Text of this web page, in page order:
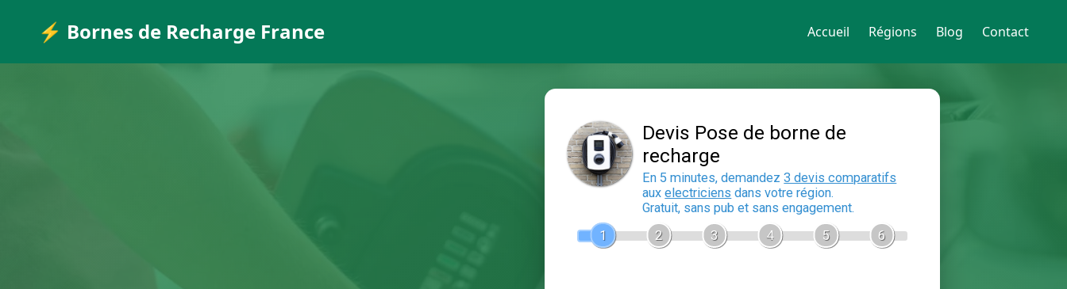
⚡ Bornes de Recharge France Accueil Régions Blog Contact
recharge
En 5 minutes, demandez
auxelectriciensdans votre région.
Gratuit, sans pub et sans engagement.